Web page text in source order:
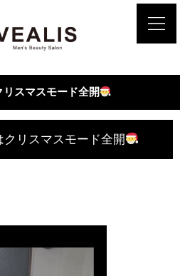
スマスモード全開
クリスマスモード全開